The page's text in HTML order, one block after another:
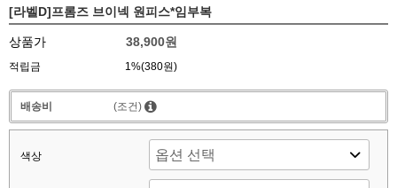
[라벨D]프롬즈 브이넥 원피스*임부복
상품가 38,900원
적립금 1%(380원)
배송비 (조건)
색상